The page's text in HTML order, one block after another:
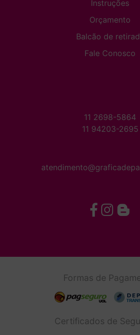
Instruções
Orçamento
Balcão de
Fale Conosco
11 2698-5864
11 94203-2695
Formas de
Certificados de